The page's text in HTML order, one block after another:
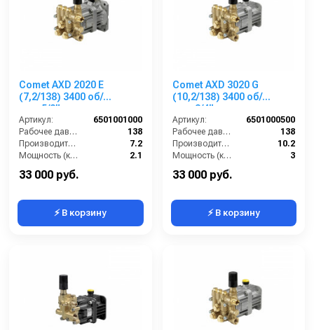
Comet AXD 2020 E
(7,2/138) 3400 об/
мин.5/8” п.в.
Артикул:
6501001000
Рабочее давление (бар):
138
Производительность (л/мин):
7.2
Мощность (кВт):
2.1
Обороты двигателя (об/мин):
33 000 руб.
⚡ В корзину
Comet AXD 3020 G
(10,2/138) 3400 об/
мин.3/4” п.в.
Артикул:
6501000500
Рабочее давление (бар):
138
Производительность (л/мин):
10.2
Мощность (кВт):
3
Обороты двигателя (об/мин):
33 000 руб.
⚡ В корзину